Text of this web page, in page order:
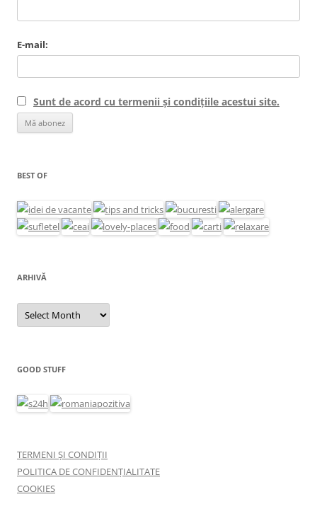
E-mail:
Sunt de acord cu termenii și condițiile acestui site.
BEST OF
ARHIVĂ
Arhivă
GOOD STUFF
TERMENI ȘI CONDIȚII
POLITICA DE CONFIDENȚIALITATE
COOKIES